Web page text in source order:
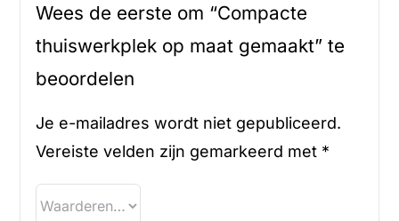
Wees de eerste om “Compacte
thuiswerkplek op maat gemaakt” te
beoordelen
Je e-mailadres wordt niet gepubliceerd.
Vereiste velden zijn gemarkeerd met *